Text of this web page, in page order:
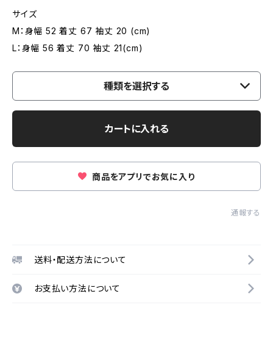
サイズ
M：身幅 52 着丈 67 袖丈 20 (cm)
L：身幅 56 着丈 70 袖丈 21(cm)
種類を選択する
カートに入れる
商品をアプリでお気に入り
通報する
送料・配送方法について
お支払い方法について